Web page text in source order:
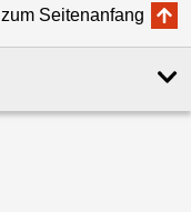
zum Seitenanfang